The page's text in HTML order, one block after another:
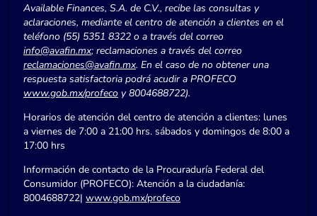
Available Finances, S.A. de C.V., recibe las consultas y
aclaraciones, mediante el centro de atención a clientes en el
teléfono (55) 5351 8322 o a través del correo
info@avafin.mx; reclamaciones a través del correo
reclamaciones@avafin.mx. En el caso de no obtener una
respuesta satisfactoria podrá acudir a PROFECO
www.gob.mx/profeco y 8004688722).
Horarios de atención del centro de atención a clientes: lunes
a viernes de 7:00 a 21:00 hrs. sábados y domingos de 8:00 a
17:00 hrs
Información de contacto de la Procuraduría Federal del
Consumidor (PROFECO): Atención a la ciudadanía:
8004688722| www.gob.mx/profeco